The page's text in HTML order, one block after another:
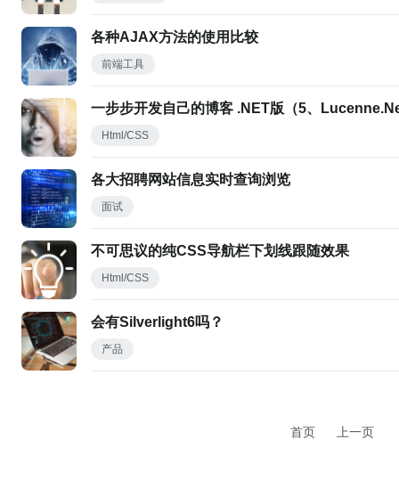
各种AJAX方法的使用比较
前端工具
一步步开发自己的博客 .NET版（5、
Html/CSS
各大招聘网站信息实时查询浏览
面试
不可思议的纯CSS导航栏下划线跟随效果
Html/CSS
会有Silverlight6吗？
产品
首页 上一页